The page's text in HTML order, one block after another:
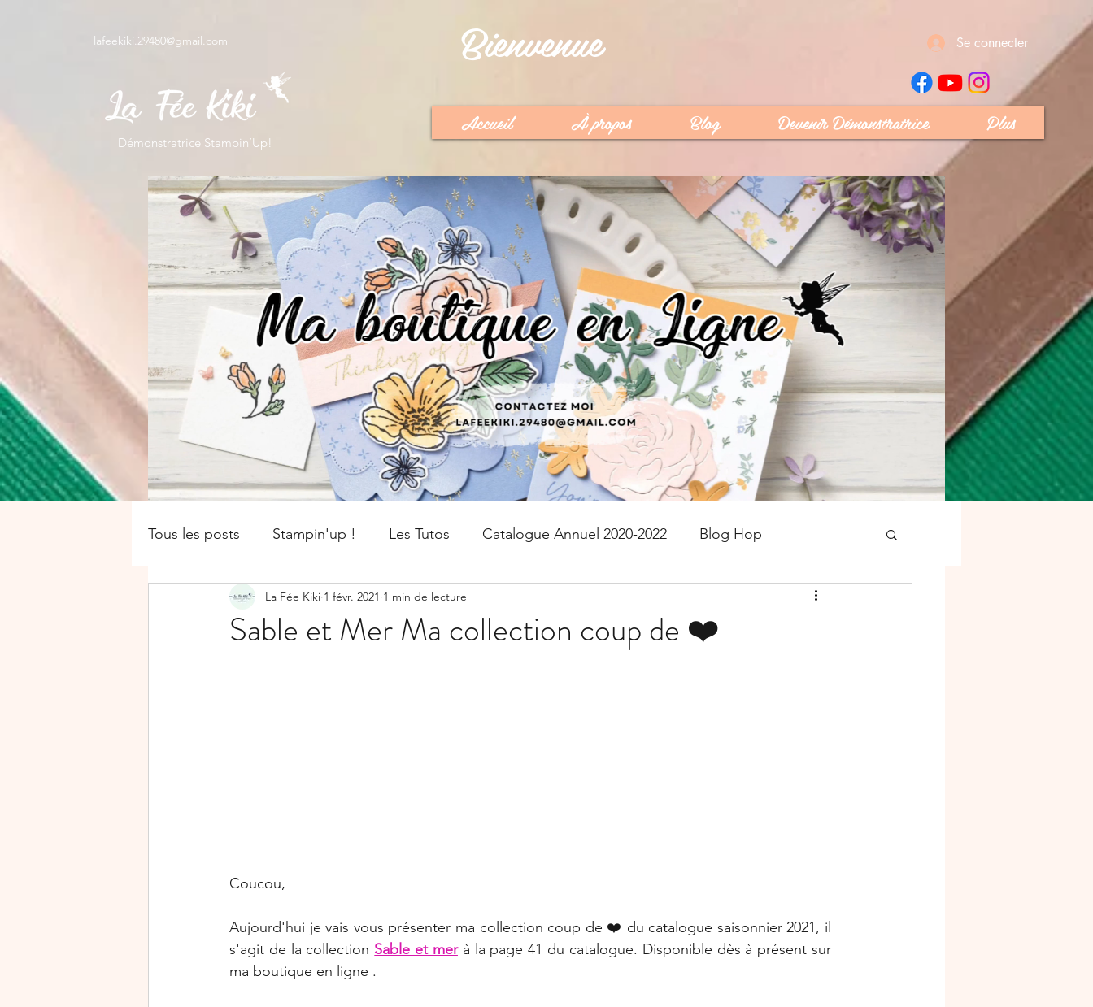
lafeekiki.29480@gmail.com Se connecter
Démonstratrice Stampin’Up!
Accueil À propos Blog Devenir Démonstratrice Plus
Bienvenue
Tous les posts Stampin'up ! Les Tutos Catalogue Annuel 2020-2022 Blog Hop
catalogue saisonnier Offres kits
Sable et Mer Ma collection coup de ❤️
La Fée Kiki 1 févr. 2021 1 min de lecture
Coucou,
Aujourd'hui je vais vous présenter ma collection coup de ❤️ du catalogue saisonnier 2021, il
s'agit de la collection Sable et mer à la page 41 du catalogue. Disponible dès à présent sur
ma boutique en ligne .